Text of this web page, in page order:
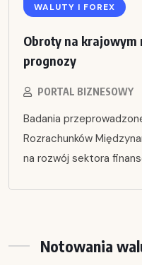
WALUTY I FOREX
Obroty na
prognozy
PORTAL BIZNESOWY
Badania
Rozrachunków
na rozwój sektora
Notowania